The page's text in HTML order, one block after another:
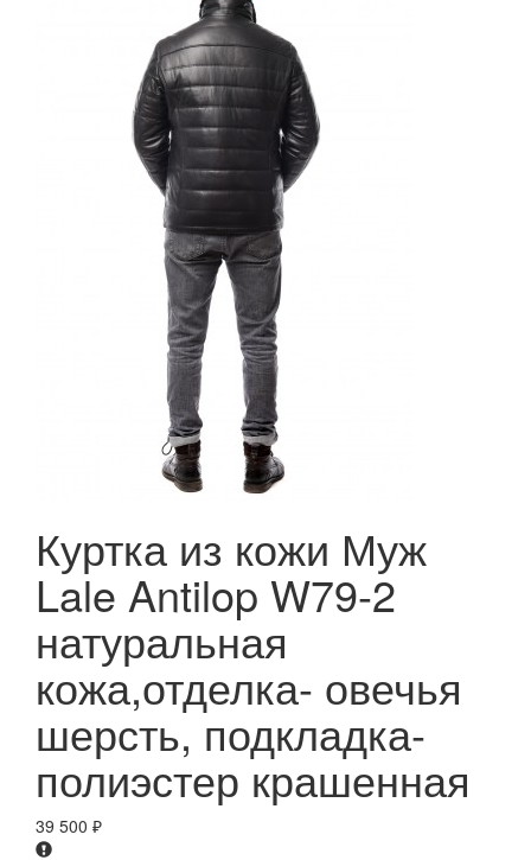
Куртка из кожи Муж
Lale Antilop W79-2
натуральная
кожа,отделка- овечья
шерсть, подкладка-
полиэстер крашенная
39 500 ₽